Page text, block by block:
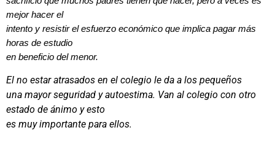
mejor hacer el
intento y resistir el esfuerzo económico que implica pagar más
horas de estudio
en beneficio del menor.
El no estar atrasados en el colegio le da a los pequeños
una mayor seguridad y autoestima. Van al colegio con otro
estado de ánimo y esto
es muy importante para ellos.